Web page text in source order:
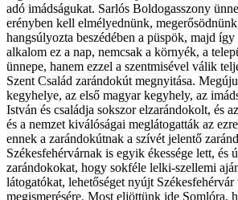
adó imádságukat. Sarlós Boldogasszony
erényben kell elmélyednünk,
hangsúlyozta beszédében a püspök, majd
alkalom ez a nap, nemcsak a környék, a
ünnepe, hanem ezzel a szentmisével válik
Szent Család zarándokút megnyitása.
kegyhelye, az első magyar kegyhely, az
István és családja sokszor elzarándokolt, és
és a nemzet kiválóságai meglátogatták az
ennek a zarándokútnak a szívét jelentő
Székesfehérvárnak is egyik ékessége lett, és
zarándokokat, hogy sokféle lelki-szellemi
látogatókat, lehetőséget nyújt
megismerésére. Most eljöttünk ide Somlóra,